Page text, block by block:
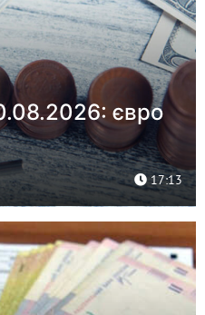
євро
17:13